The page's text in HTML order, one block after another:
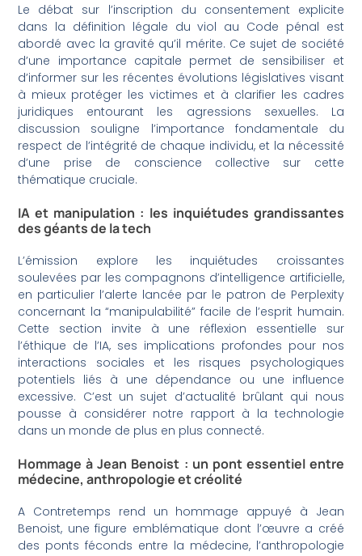
Le débat sur l’inscription du consentement explicite
dans la définition légale du viol au Code pénal est
abordé avec la gravité qu’il mérite. Ce sujet de société
d’une importance capitale permet de sensibiliser et
d’informer sur les récentes évolutions législatives visant
à mieux protéger les victimes et à clarifier les cadres
juridiques entourant les agressions sexuelles. La
discussion souligne l’importance fondamentale du
respect de l’intégrité de chaque individu, et la nécessité
d’une prise de conscience collective sur cette
thématique cruciale.
IA et manipulation : les inquiétudes grandissantes
des géants de la tech
L’émission explore les inquiétudes croissantes
soulevées par les compagnons d’intelligence artificielle,
en particulier l’alerte lancée par le patron de Perplexity
concernant la “manipulabilité” facile de l’esprit humain.
Cette section invite à une réflexion essentielle sur
l’éthique de l’IA, ses implications profondes pour nos
interactions sociales et les risques psychologiques
potentiels liés à une dépendance ou une influence
excessive. C’est un sujet d’actualité brûlant qui nous
pousse à considérer notre rapport à la technologie
dans un monde de plus en plus connecté.
Hommage à Jean Benoist : un pont essentiel entre
médecine, anthropologie et créolité
A Contretemps rend un hommage appuyé à Jean
Benoist, une figure emblématique dont l’œuvre a créé
des ponts féconds entre la médecine, l’anthropologie